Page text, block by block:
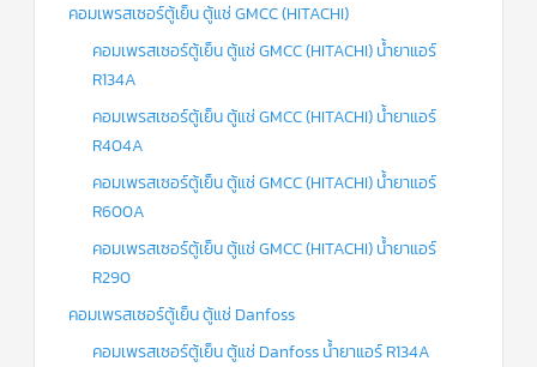
คอมเพรสเซอร์ตู้เย็น ตู้แช่ GMCC (HITACHI)
คอมเพรสเซอร์ตู้เย็น ตู้แช่ GMCC (HITACHI) น้ำยาแอร์
R134A
คอมเพรสเซอร์ตู้เย็น ตู้แช่ GMCC (HITACHI) น้ำยาแอร์
R404A
คอมเพรสเซอร์ตู้เย็น ตู้แช่ GMCC (HITACHI) น้ำยาแอร์
R600A
คอมเพรสเซอร์ตู้เย็น ตู้แช่ GMCC (HITACHI) น้ำยาแอร์
R290
คอมเพรสเซอร์ตู้เย็น ตู้แช่ Danfoss
คอมเพรสเซอร์ตู้เย็น ตู้แช่ Danfoss น้ำยาแอร์ R134A